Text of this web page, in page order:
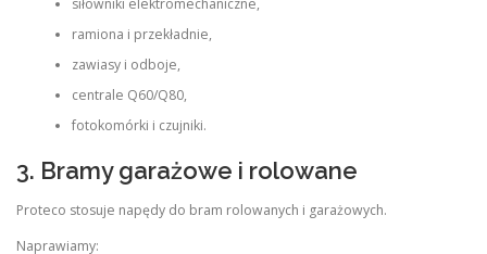
siłowniki elektromechaniczne,
ramiona i przekładnie,
zawiasy i odboje,
centrale Q60/Q80,
fotokomórki i czujniki.
3. Bramy garażowe i rolowane
Proteco stosuje napędy do bram rolowanych i garażowych.
Naprawiamy: